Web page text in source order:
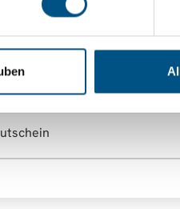
ARTIKEL